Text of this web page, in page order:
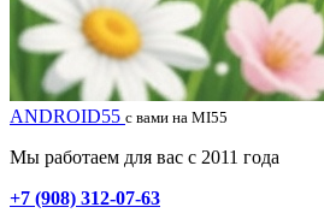
ANDROID55 с вами на MI55
Мы работаем для вас с 2011 года
+7 (908) 312-07-63